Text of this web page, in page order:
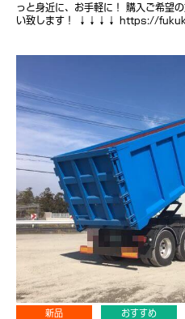
っと身近に、お手軽に！ 購入ご希望
い致します！ ↓↓↓↓ https://
新品 おすすめ